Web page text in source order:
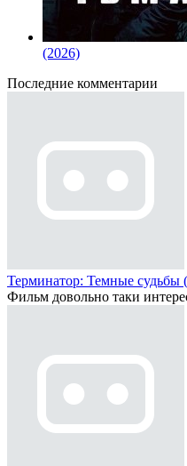
(2026)
Последние комментарии
Терминатор: Темные судьбы
Фильм довольно таки